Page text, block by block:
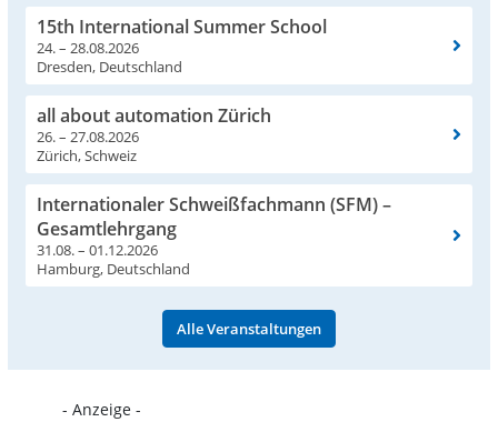
15th International Summer School
24. – 28.08.2026
Dresden, Deutschland
all about automation Zürich
26. – 27.08.2026
Zürich, Schweiz
Internationaler Schweißfachmann (SFM) –
Gesamtlehrgang
31.08. – 01.12.2026
Hamburg, Deutschland
Alle Veranstaltungen
- Anzeige -